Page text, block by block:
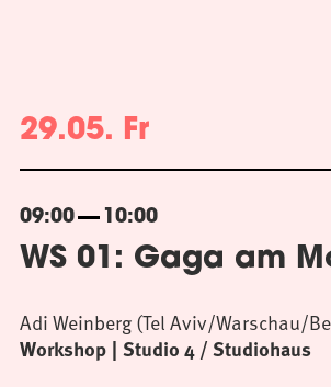
29.05. Fr
09:00 10:00
WS 01: Gaga am
Workshop Studio 4 / Studiohaus
Adi Weinberg (Tel Aviv/Warschau/